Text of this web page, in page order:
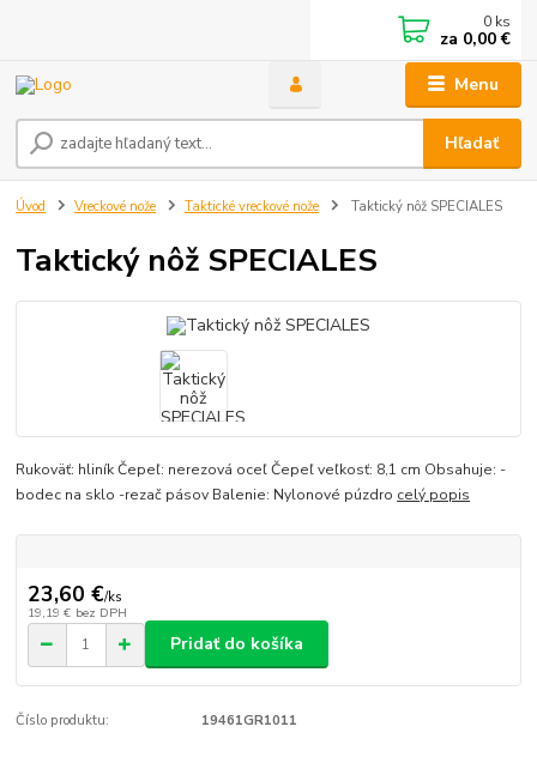
Menu
Hľadať
0 ks
za 0,00 €
Úvod Vreckové nože Taktické vreckové nože Taktický nôž SPECIALES
Taktický nôž SPECIALES
Rukoväť: hliník Čepeľ: nerezová oceľ Čepeľ veľkosť: 8,1 cm Obsahuje: -
bodec na sklo -rezač pásov Balenie: Nylonové púzdro celý popis
23,60 €/ks
19,19 € bez DPH
Pridať do košíka
Číslo produktu: 19461GR1011